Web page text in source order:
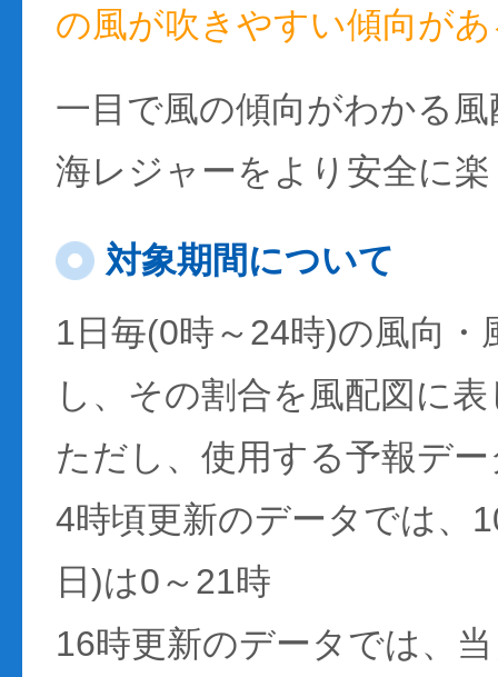
の風が吹きやすい傾向が
一目で風の傾向がわかる
海レジャーをより安全に
対象期間について
1日毎(0時～24時)の風向・
し、その割合を風配図に
ただし、使用する予報デ
4時頃更新のデータでは、
日)は0～21時
16時更新のデータでは、